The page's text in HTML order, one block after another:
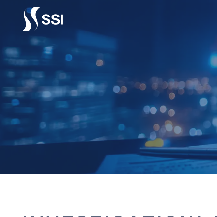
Vai al contenuto principale